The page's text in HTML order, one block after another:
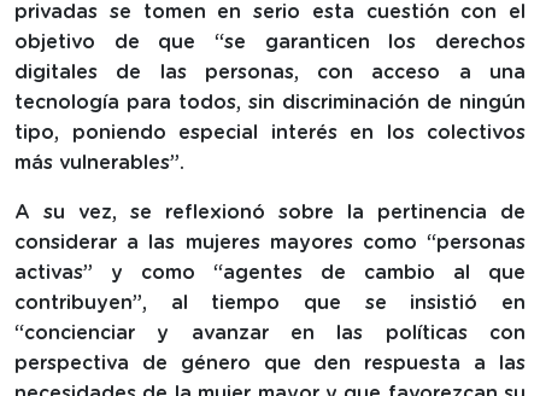
privadas se tomen en serio esta cuestión con el
objetivo de que “se garanticen los derechos
digitales de las personas, con acceso a una
tecnología para todos, sin discriminación de ningún
tipo, poniendo especial interés en los colectivos
más vulnerables”.
A su vez, se reflexionó sobre la pertinencia de
considerar a las mujeres mayores como “personas
activas” y como “agentes de cambio al que
contribuyen”, al tiempo que se insistió en
“concienciar y avanzar en las políticas con
perspectiva de género que den respuesta a las